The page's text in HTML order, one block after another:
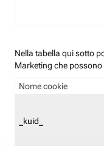
Nella tabella qui sotto
Marketing che
Nome cookie
_kuid_